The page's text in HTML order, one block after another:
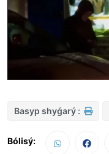
Basyp shyǵarý :
Bólisý: